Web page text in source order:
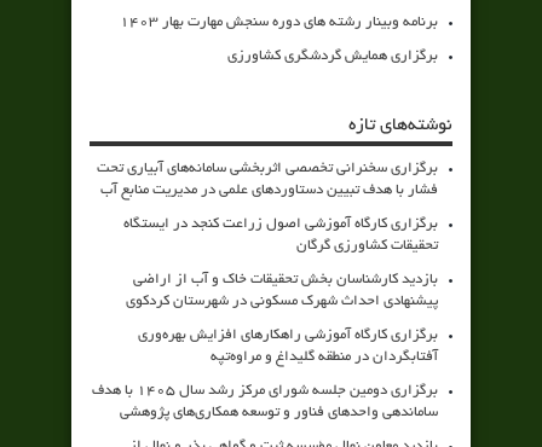
برنامه وبینار رشته های دوره سنجش مهارت بهار 1403
برگزاری همایش گردشگری کشاورزی
نوشته‌های تازه
برگزاری سخنرانی تخصصی اثربخشی سامانه‌های آبیاری تحت
فشار با هدف تبیین دستاوردهای علمی در مدیریت منابع آب
برگزاری کارگاه آموزشی اصول زراعت کنجد در ایستگاه
تحقیقات کشاورزی گرگان
بازدید کارشناسان بخش تحقیقات خاک و آب از اراضی
پیشنهادی احداث شهرک مسکونی در شهرستان کردکوی
برگزاری کارگاه آموزشی راهکارهای افزایش بهره‌وری
آفتابگردان در منطقه گلیداغ و مراوه‌تپه
برگزاری دومین جلسه شورای مرکز رشد سال ۱۴۰۵ با هدف
ساماندهی واحدهای فناور و توسعه همکاری‌های پژوهشی